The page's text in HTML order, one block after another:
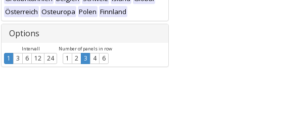
Österreich Osteuropa Polen Finnland
Options
Intervall
1 3 6 12 24
Number of panels in row
1 2 3 4 6